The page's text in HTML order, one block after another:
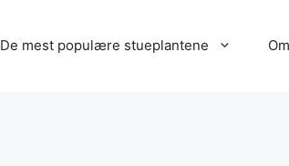
De mest populære stueplantene